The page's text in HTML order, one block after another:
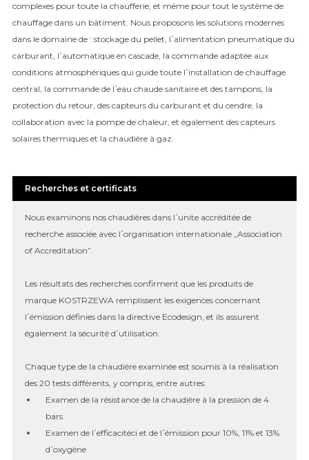
complexes pour toute la chaufferie, et même pour tout le système de
chauffage dans un bâtiment. Nous proposons les solutions modernes
dans le domaine de : stockage du pellet, l᾿alimentation pneumatique du
carburant, l᾿automatique en cascade, la commande adaptée aux
conditions atmosphériques qui guide toute l᾿installation de chauffage
central, la commande de l᾿eau chaude sanitaire et des tampons, la
protection du retour, des capteurs du carburant et du cendre, la
collaboration avec la pompe de chaleur, et également des capteurs
solaires thermiques et la chaudière à gaz.
Recherches et certificats
Nous examinons nos chaudières dans l᾿unite accréditée de
recherche associée avec l᾿organisation internationale „Association
of Accreditation”.
Les résultats des recherches confirment que les produits de
marque KOSTRZEWA remplissent les exigences concernant
l᾿émission définies dans la directive Ecodesign, et ils assurent
également la sécurité d᾿utilisation.
Chaque type de la chaudière examinée est soumis à la réalisation
des 20 tests différents, y compris, entre autres:
Examen de la résistance de la chaudière à la pression de 4
bars
Examen de l᾿efficacitéci et de l᾿émission pour 10%, 11% et 13%
d᾿oxygène